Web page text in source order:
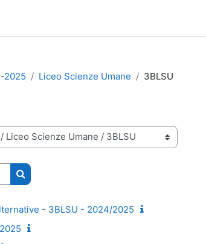
2025 Liceo Scienze Umane 3BLSU
Cerca corsi
- 3BLSU - 2024/2025